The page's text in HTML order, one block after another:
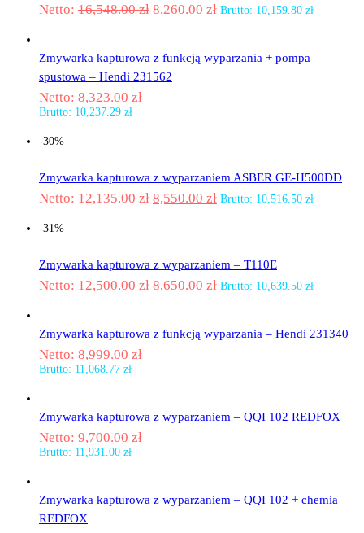
Netto: 16,548.00zł 8,260.00 zł Brutto: 10,159.80 zł
Zmywarka kapturowa z funkcją wyparzania + pompa
spustowa – Hendi 231562
Netto: 8,323.00 zł
Brutto: 10,237.29 zł
-30%
Zmywarka kapturowa z wyparzaniem ASBER GE-H500DD
Netto: 12,135.00zł 8,550.00 zł Brutto: 10,516.50 zł
-31%
Zmywarka kapturowa z wyparzaniem – T110E
Netto: 12,500.00zł 8,650.00 zł Brutto: 10,639.50 zł
Zmywarka kapturowa z funkcją wyparzania – Hendi 231340
Netto: 8,999.00 zł
Brutto: 11,068.77 zł
Zmywarka kapturowa z wyparzaniem – QQI 102 REDFOX
Netto: 9,700.00 zł
Brutto: 11,931.00 zł
Zmywarka kapturowa z wyparzaniem – QQI 102 + chemia
REDFOX